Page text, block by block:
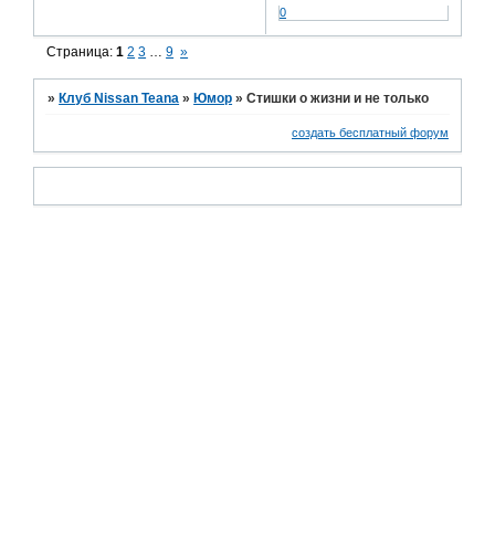
0
Страница:1 2 3 … 9 »
»Клуб Nissan Teana »Юмор »Стишки о жизни и не только
создать бесплатный форум